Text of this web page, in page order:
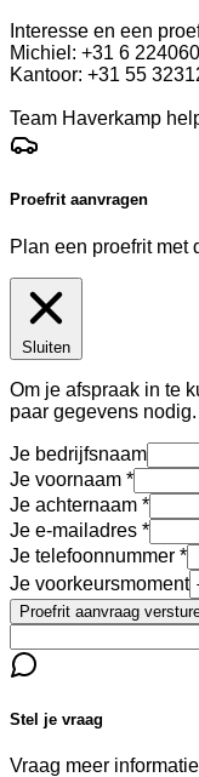
Interesse en een
Michiel: +31 6
Kantoor: +31 55
Team Haverkamp
Proefrit aanvragen
Plan een proefrit met
Sluiten
Om je afspraak in te
paar gegevens nodig.
Je bedrijfsnaam
Je voornaam
Je achternaam
Je e-mailadres
Je telefoonnummer
Je voorkeursmoment
Proefrit aanvraag
Stel je vraag
Vraag meer